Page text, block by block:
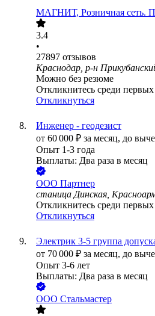
МАГНИТ, Розничная сеть.
3.4
•
27897 отзывов
Краснодар, р-н
Можно без резюме
Откликнитесь среди первых
Откликнуться
Инженер - геодезист
от 60 000 ₽ за месяц, до
Опыт 1-3 года
Выплаты: Два раза в месяц
ООО Партнер
станица Динская,
Откликнитесь среди первых
Откликнуться
Электрик 3-5 группа
от 70 000 ₽ за месяц, до
Опыт 3-6 лет
Выплаты: Два раза в месяц
ООО Стальмастер